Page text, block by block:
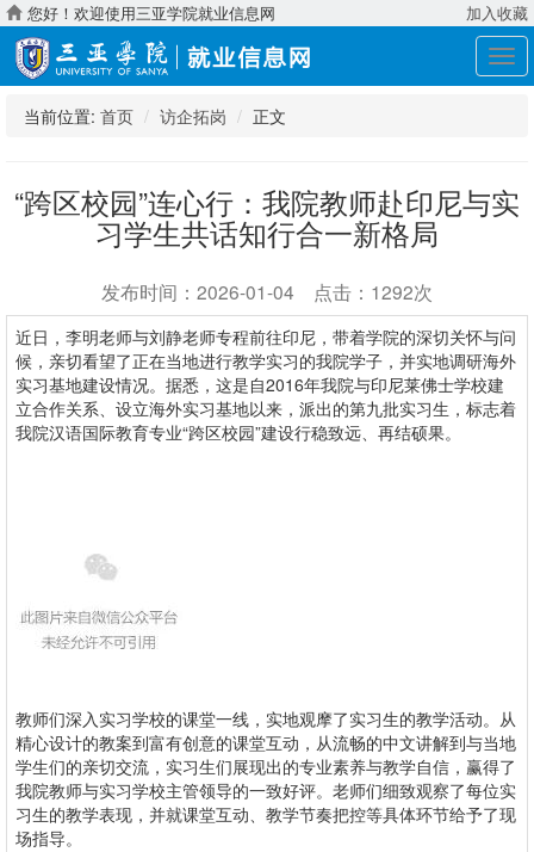
您好！欢迎使用三亚学院就业信息网 加入收藏
展
开
当前位置: 首页 访企拓岗 正文
“跨区校园”连心行：我院教师赴印尼与实
习学生共话知行合一新格局
发布时间：2026-01-04 点击：1292次
近日，李明老师与刘静老师专程前往印尼，带着学院的深切关怀与问
候，亲切看望了正在当地进行教学实习的我院学子，并实地调研海外
实习基地建设情况。据悉，这是自2016年我院与印尼莱佛士学校建
立合作关系、设立海外实习基地以来，派出的第九批实习生，标志着
我院汉语国际教育专业“跨区校园”建设行稳致远、再结硕果。
教师们深入实习学校的课堂一线，实地观摩了实习生的教学活动。从
精心设计的教案到富有创意的课堂互动，从流畅的中文讲解到与当地
学生们的亲切交流，实习生们展现出的专业素养与教学自信，赢得了
我院教师与实习学校主管领导的一致好评。老师们细致观察了每位实
习生的教学表现，并就课堂互动、教学节奏把控等具体环节给予了现
场指导。